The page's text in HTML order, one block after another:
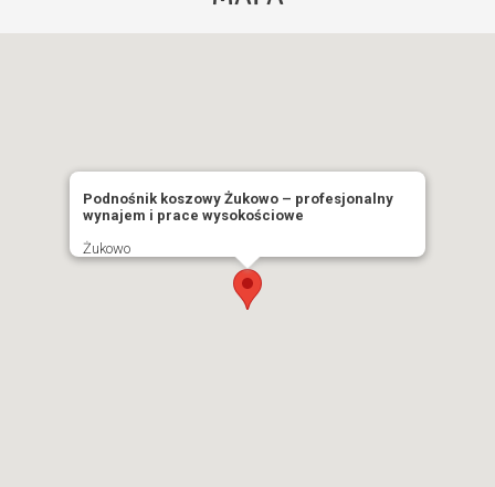
Politykę Prywatności
Podnośnik koszowy Żukowo – profesjonalny
wynajem i prace wysokościowe
Żukowo